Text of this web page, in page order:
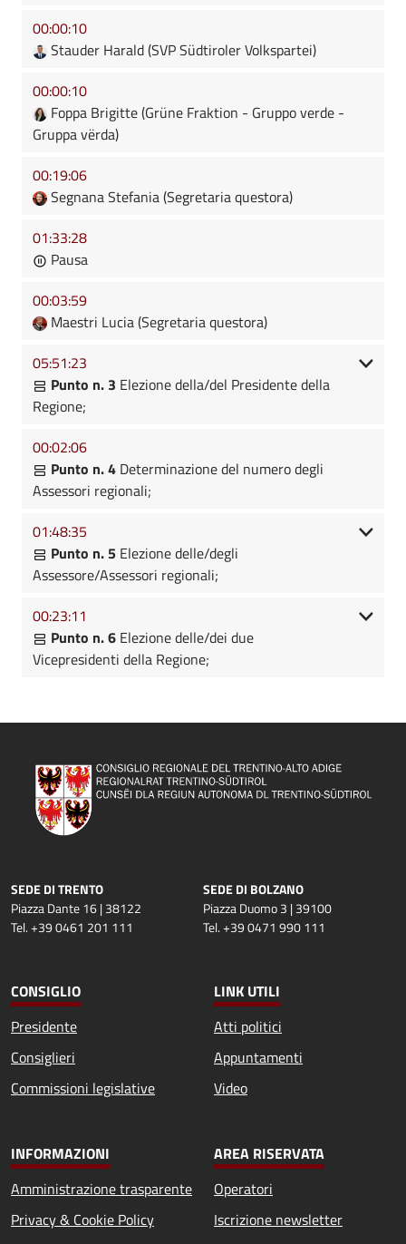
00:00:10
Stauder Harald (SVP Südtiroler Volkspartei)
00:00:10
Foppa Brigitte (Grüne Fraktion - Gruppo verde -
Gruppa vërda)
00:19:06
Segnana Stefania (Segretaria questora)
01:33:28
Pausa
00:03:59
Maestri Lucia (Segretaria questora)
05:51:23
Punto n. 3 Elezione della/del Presidente della
Regione;
00:02:06
Punto n. 4 Determinazione del numero degli
Assessori regionali;
01:48:35
Punto n. 5 Elezione delle/degli
Assessore/Assessori regionali;
00:23:11
Punto n. 6 Elezione delle/dei due
Vicepresidenti della Regione;
SEDE DI TRENTO
Piazza Dante 16 | 38122
Tel. +39 0461 201 111
SEDE DI BOLZANO
Piazza Duomo 3 | 39100
Tel. +39 0471 990 111
CONSIGLIO
Presidente
Consiglieri
Commissioni legislative
LINK UTILI
Atti politici
Appuntamenti
Video
INFORMAZIONI
Amministrazione trasparente
Privacy & Cookie Policy
AREA RISERVATA
Operatori
Iscrizione newsletter